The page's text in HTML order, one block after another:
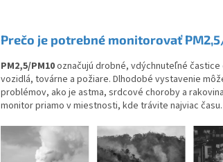
Prečo je potrebné monitorovať
PM2,5/PM10označujú drobné, vdýchnuteľné
vozidlá, továrne a požiare. Dlhodobé vystavenie
problémov, ako je astma, srdcové choroby a
monitor priamo v miestnosti, kde trávite najviac času.